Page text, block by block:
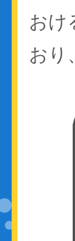
おけ
おり